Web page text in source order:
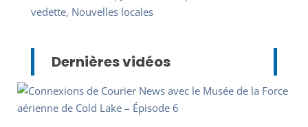
vedette, Nouvelles locales
Dernières vidéos